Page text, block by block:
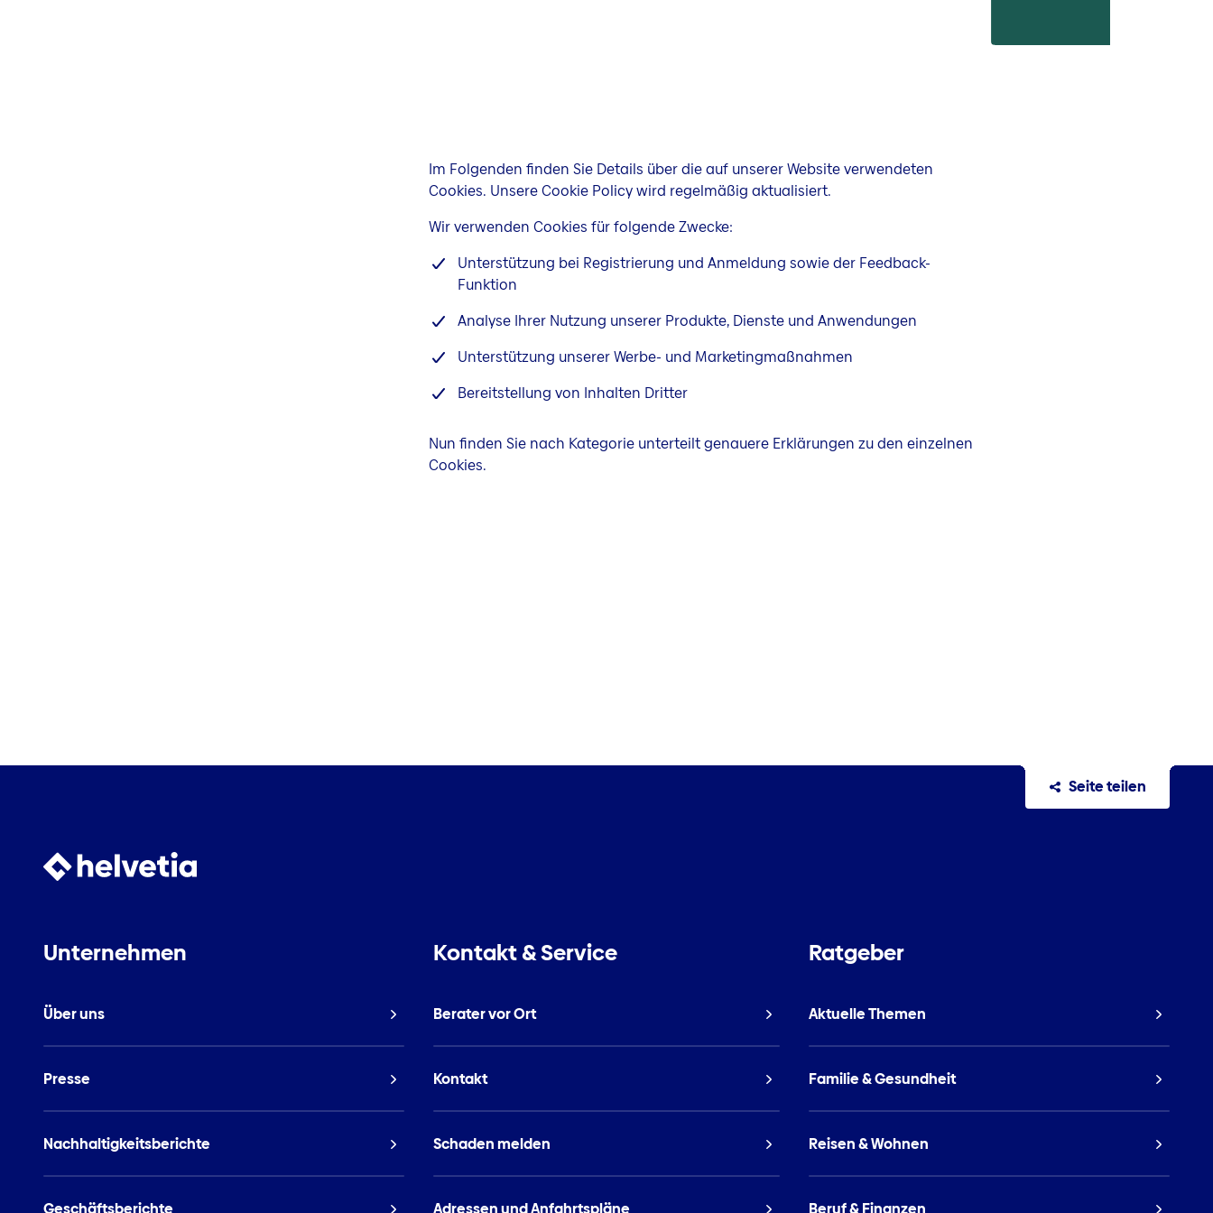
Im Folgenden finden Sie Details über die auf unserer Website verwendeten
Cookies. Unsere Cookie Policy wird regelmäßig aktualisiert.
Wir verwenden Cookies für folgende Zwecke:
Unterstützung bei Registrierung und Anmeldung sowie der Feedback-
Funktion
Analyse Ihrer Nutzung unserer Produkte, Dienste und Anwendungen
Unterstützung unserer Werbe- und Marketingmaßnahmen
Bereitstellung von Inhalten Dritter
Nun finden Sie nach Kategorie unterteilt genauere Erklärungen zu den einzelnen
Cookies.
Seite teilen
Unternehmen
Über uns
Presse
Nachhaltigkeitsberichte
Kontakt & Service
Berater vor Ort
Kontakt
Schaden melden
Ratgeber
Aktuelle Themen
Familie & Gesundheit
Reisen & Wohnen